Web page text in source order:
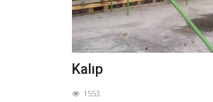
Kalıp
1553